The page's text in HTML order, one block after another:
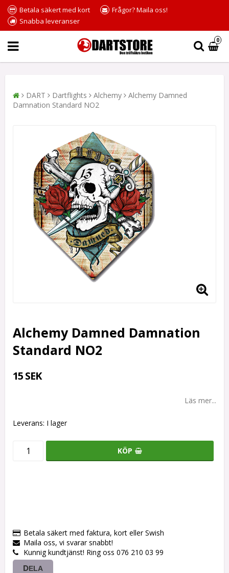
Betala säkert med kort
Frågor? Maila oss!
Snabba leveranser
0
DART Dartflights Alchemy
Alchemy Damned
Damnation Standard NO2
Alchemy Damned Damnation
Standard NO2
15 SEK
Läs mer...
Leverans: I lager
KÖP
Betala säkert med faktura, kort eller Swish
Maila oss, vi svarar snabbt!
Kunnig kundtjänst! Ring oss 076 210 03 99
DELA